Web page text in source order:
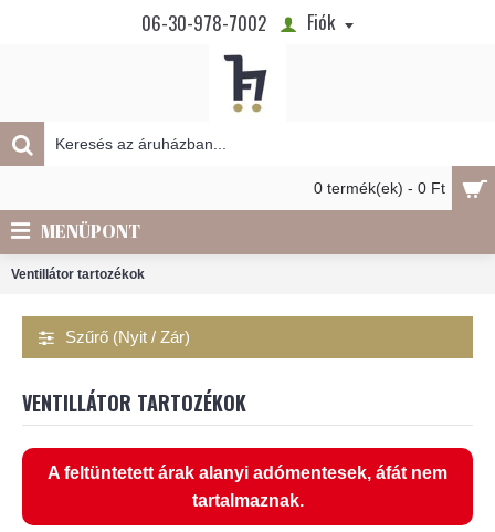
06-30-978-7002 Fiók
0 termék(ek) - 0 Ft
MENÜPONT
Ventillátor tartozékok
Szűrő (Nyit / Zár)
VENTILLÁTOR TARTOZÉKOK
A feltüntetett árak alanyi adómentesek, áfát nem
tartalmaznak.